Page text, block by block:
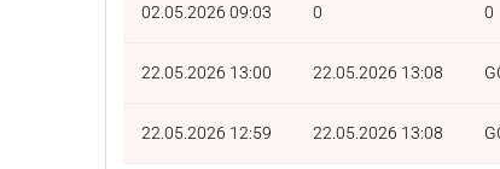
02.05.2026 09:03 0 0
22.05.2026 13:00 22.05.2026 13:08
22.05.2026 12:59 22.05.2026 13:08